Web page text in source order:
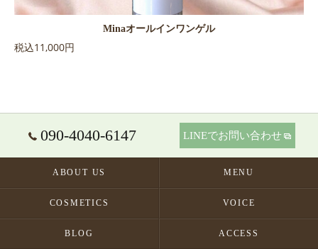
Minaオールインワンゲル
税込11,000円
090-4040-6147 LINEでお問い合わせ
ABOUT US MENU
COSMETICS VOICE
BLOG ACCESS